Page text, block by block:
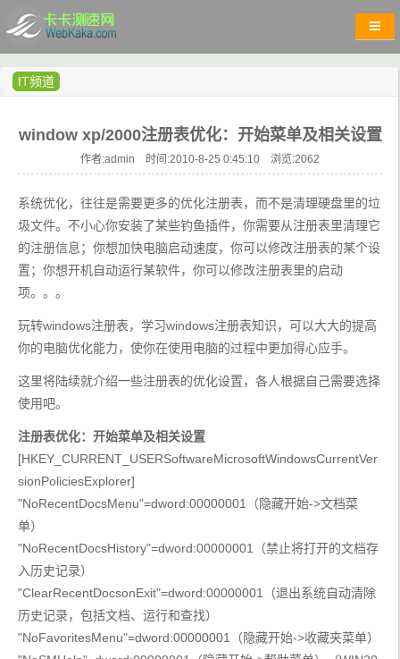
IT频道
window xp/2000注册表优化：开始菜单及相关设置
作者:admin 时间:2010-8-25 0:45:10 浏览:2062
系统优化，往往是需要更多的优化注册表，而不是清理硬盘里的垃
圾文件。不小心你安装了某些钓鱼插件，你需要从注册表里清理它
的注册信息；你想加快电脑启动速度，你可以修改注册表的某个设
置；你想开机自动运行某软件，你可以修改注册表里的启动
项。。。
玩转windows注册表，学习windows注册表知识，可以大大的提高
你的电脑优化能力，使你在使用电脑的过程中更加得心应手。
这里将陆续就介绍一些注册表的优化设置，各人根据自己需要选择
使用吧。
注册表优化：开始菜单及相关设置
[HKEY_CURRENT_USERSoftwareMicrosoftWindowsCurrentVer
sionPoliciesExplorer]
"NoRecentDocsMenu"=dword:00000001（隐藏开始->文档菜
单）
"NoRecentDocsHistory"=dword:00000001（禁止将打开的文档存
入历史记录）
"ClearRecentDocsonExit"=dword:00000001（退出系统自动清除
历史记录，包括文档、运行和查找）
"NoFavoritesMenu"=dword:00000001（隐藏开始->收藏夹菜单）